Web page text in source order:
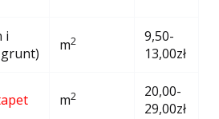
i
m2
9,50-
13,00zł
m2
20,00-
29,00zł